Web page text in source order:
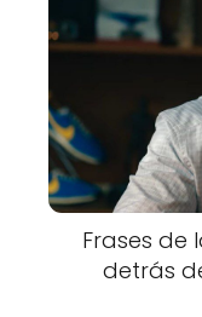
Frases de
detrás